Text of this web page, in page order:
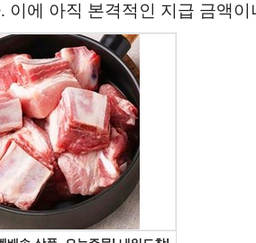
에 아직 본격적인 지급 금액